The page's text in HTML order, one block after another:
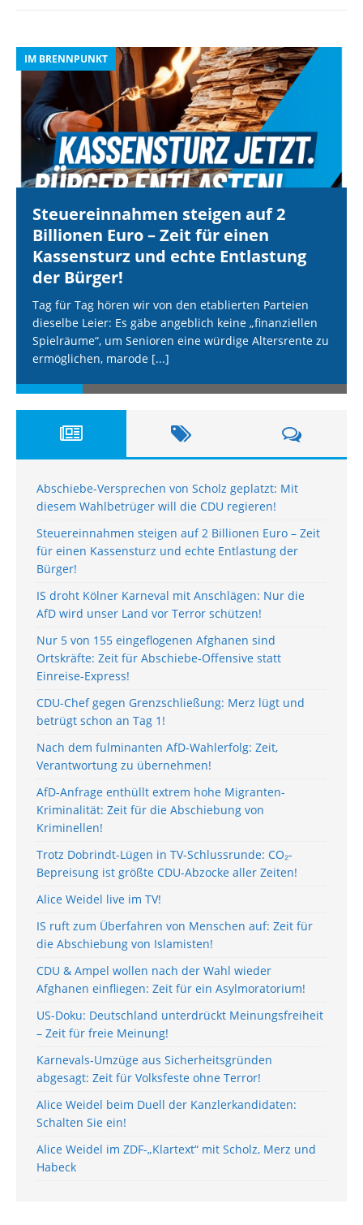
IM BRENNPUNKT
Steuereinnahmen steigen auf 2
Billionen Euro – Zeit für einen
Kassensturz und echte Entlastung
der Bürger!
Tag für Tag hören wir von den etablierten Parteien
dieselbe Leier: Es gäbe angeblich keine „finanziellen
Spielräume“, um Senioren eine würdige Altersrente zu
ermöglichen, marode [...]
Abschiebe-Versprechen von Scholz geplatzt: Mit
diesem Wahlbetrüger will die CDU regieren!
Steuereinnahmen steigen auf 2 Billionen Euro – Zeit
für einen Kassensturz und echte Entlastung der
Bürger!
IS droht Kölner Karneval mit Anschlägen: Nur die
AfD wird unser Land vor Terror schützen!
Nur 5 von 155 eingeflogenen Afghanen sind
Ortskräfte: Zeit für Abschiebe-Offensive statt
Einreise-Express!
CDU-Chef gegen Grenzschließung: Merz lügt und
betrügt schon an Tag 1!
Nach dem fulminanten AfD-Wahlerfolg: Zeit,
Verantwortung zu übernehmen!
AfD-Anfrage enthüllt extrem hohe Migranten-
Kriminalität: Zeit für die Abschiebung von
Kriminellen!
Trotz Dobrindt-Lügen in TV-Schlussrunde: CO₂-
Bepreisung ist größte CDU-Abzocke aller Zeiten!
Alice Weidel live im TV!
IS ruft zum Überfahren von Menschen auf: Zeit für
die Abschiebung von Islamisten!
CDU & Ampel wollen nach der Wahl wieder
Afghanen einfliegen: Zeit für ein Asylmoratorium!
US-Doku: Deutschland unterdrückt Meinungsfreiheit
– Zeit für freie Meinung!
Karnevals-Umzüge aus Sicherheitsgründen
abgesagt: Zeit für Volksfeste ohne Terror!
Alice Weidel beim Duell der Kanzlerkandidaten:
Schalten Sie ein!
Alice Weidel im ZDF-„Klartext“ mit Scholz, Merz und
Habeck